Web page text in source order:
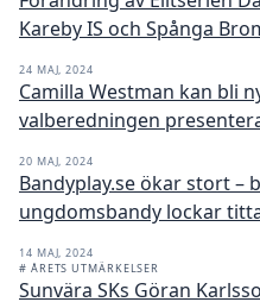
Kareby IS och Spånga
24 MAJ, 2024
Camilla Westman kan bli
valberedningen
20 MAJ, 2024
Bandyplay.se ökar stort –
ungdomsbandy lockar
14 MAJ, 2024
# ÅRETS UTMÄRKELSER
Sunvära SKs Göran